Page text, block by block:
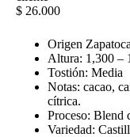
$ 26.000
Origen
Altura: 1,300 –
Tostión: Media
Notas: cacao,
cítrica.
Proceso: Blend
Variedad: